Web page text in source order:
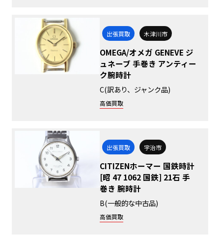
出張買取 木津川市
OMEGA/オメガ GENEVE ジ
ュネーブ 手巻き アンティー
ク腕時計
C(訳あり、ジャンク品)
高価買取
出張買取 宇治市
CITIZENホーマー 国鉄時計
[昭 47 1062 国鉄] 21石 手
巻き 腕時計
B(一般的な中古品)
高価買取